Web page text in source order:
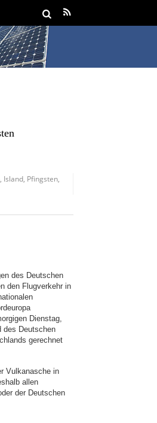
Island Pfingsten
des Deutschen
den Flugverkehr in
Dienstag,
des Deutschen
gerechnet
Vulkanasche in
allen
der Deutschen